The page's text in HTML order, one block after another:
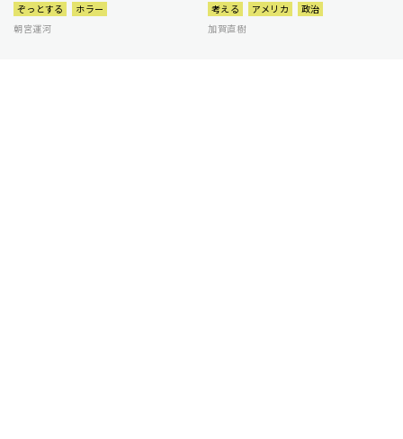
ぞっとする
ホラー
朝宮運河
考える アメリカ
政治
加賀直樹